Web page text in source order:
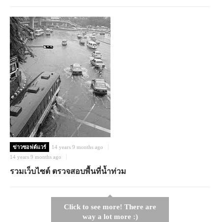
ข่าวซอฟต์แวร์
14 years 9 months ago
14 years 9 months ago
รวมเว็บไซต์ ตรวจสอบพื้นที่น้ำท่วม
Click to see more! There are
way a lot more :)